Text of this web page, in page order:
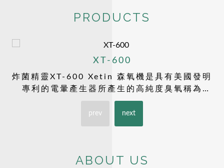
PRODUCTS
XT-600
炸菌精靈XT-600 Xetin 森氧機是具有美國發明
專利的電暈產生器所產生的高純度臭氧稱為
Xetin Ozone，特命名為稱森氧。
prev next
ABOUT US